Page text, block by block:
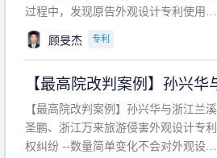
过程中，发现原告外观设计专利使用状
态参考图中的外观设计与被告涉案商品
的视觉效果存在显著区别。故就使用状
保护范围确定进行了研究，将办案体会
与研究过程记录如下： 简要结论： 笔者
提出使用状态参考图应以
顾旻杰 专利
【最高院改判案例】孙兴华
浙江万来旅游侵害外观设计
【最高院改判案例】孙兴华与浙江兰溪
圣鹏、浙江万来旅游侵害外观设计专利
权纠纷 --数量简单变化不会对外观设计